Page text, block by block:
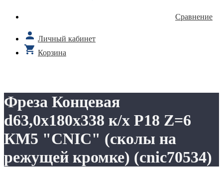
Сравнение
Личный кабинет
Корзина
Фреза Концевая
d63,0х180х338 к/х Р18 Z=6
КМ5 "CNIC" (сколы на
режущей кромке) (cnic70534)